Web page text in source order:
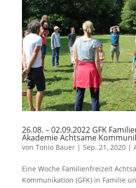
26.08. – 02.09.2022 GFK
Akademie Achtsame
von Tonio Bauer| Sep. 21, 2020|
Eine Woche Familienfreizeit
Kommunikation (GFK) in Familie